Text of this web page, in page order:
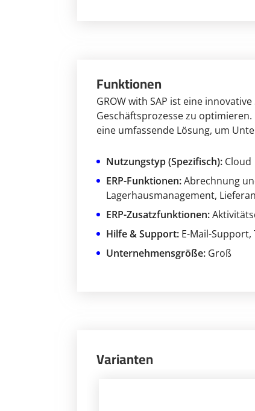
Funktionen
GROW with SAP ist eine
Geschäftsprozesse zu
eine umfassende Lösung, um
Nutzungstyp (Spezifisch): Cloud
ERP-Funktionen:Abrechnung
Lagerhausmanagement,
ERP-Zusatzfunktionen:
Hilfe & Support: E-Mail-Support,
Unternehmensgröße: Groß
Varianten